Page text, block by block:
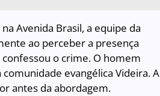
Avenida Brasil, a equipe da
ao perceber a presença
o crime. O homem
evangélica Videira. A
antes da abordagem.